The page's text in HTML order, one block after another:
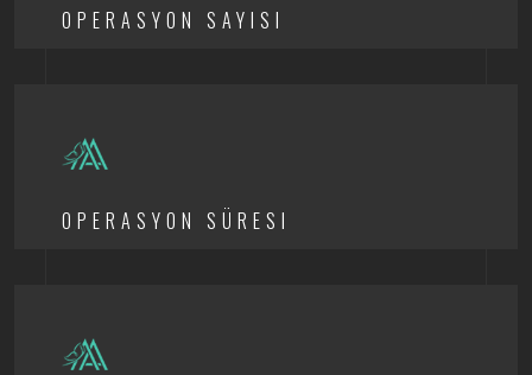
OPERASYON SAYISI
OPERASYON SÜRESI